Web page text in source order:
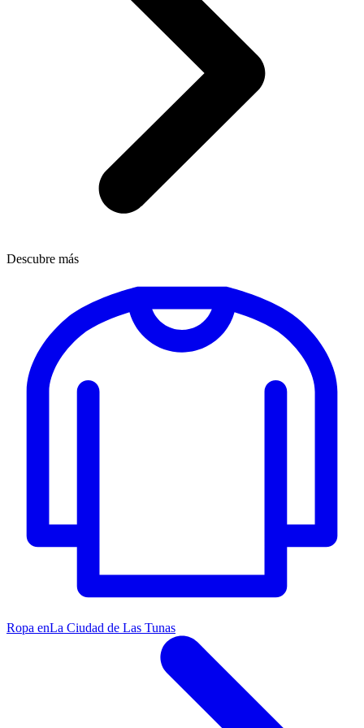
Descubre más
Ropa enLa Ciudad de Las Tunas